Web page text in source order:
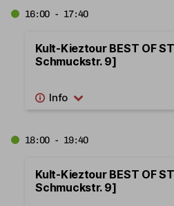
16:00 - 17:40
Kult-Kieztour BEST OF
Schmuckstr. 9]
18:00 - 19:40
Kult-Kieztour BEST OF
Schmuckstr. 9]